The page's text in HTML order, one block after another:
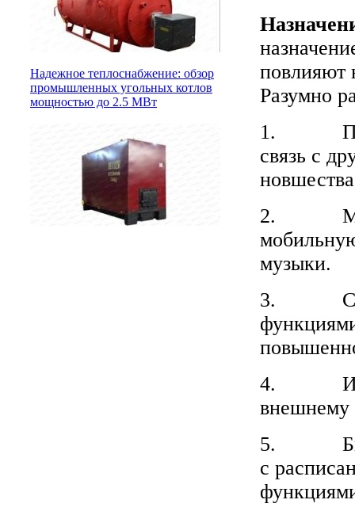
Надежное теплоснабжение: обзор
промышленных угольных котлов
мощностью до 2.5 МВт
повлияют
Разумно
1.
связь с
2.
музыки.
3.
4.
внешнему
5.
с